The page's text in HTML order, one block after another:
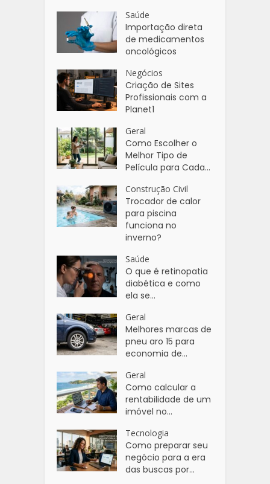
Saúde
Importação direta
de medicamentos
oncológicos
Negócios
Criação de Sites
Profissionais com a
Planet1
Geral
Como Escolher o
Melhor Tipo de
Película para Cada...
Construção Civil
Trocador de calor
para piscina
funciona no
inverno?
Saúde
O que é retinopatia
diabética e como
ela se...
Geral
Melhores marcas de
pneu aro 15 para
economia de...
Geral
Como calcular a
rentabilidade de um
imóvel no...
Tecnologia
Como preparar seu
negócio para a era
das buscas por...